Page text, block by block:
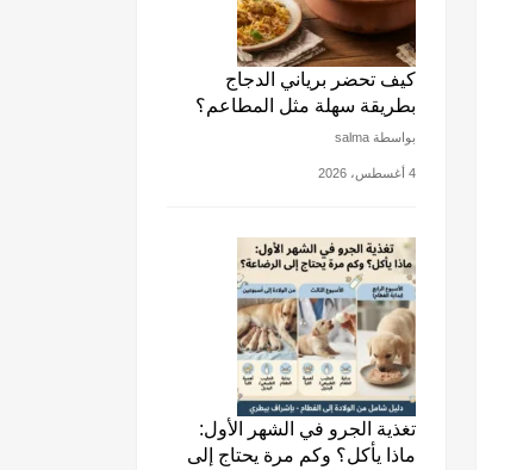
كيف تحضر برياني الدجاج
بطريقة سهلة مثل المطاعم؟
بواسطة salma
4 أغسطس، 2026
تغذية الجرو في الشهر الأول:
ماذا يأكل؟ وكم مرة يحتاج إلى